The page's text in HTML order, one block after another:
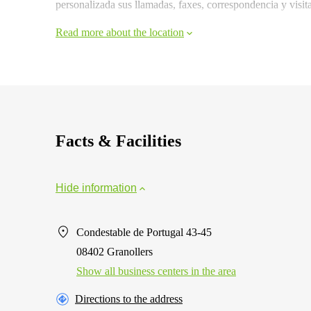
personalizada sus llamadas, faxes, correspondencia y
Read more about the location
Facts & Facilities
Hide information
Condestable de Portugal 43-45
08402 Granollers
Show all business centers in the area
Directions to the address